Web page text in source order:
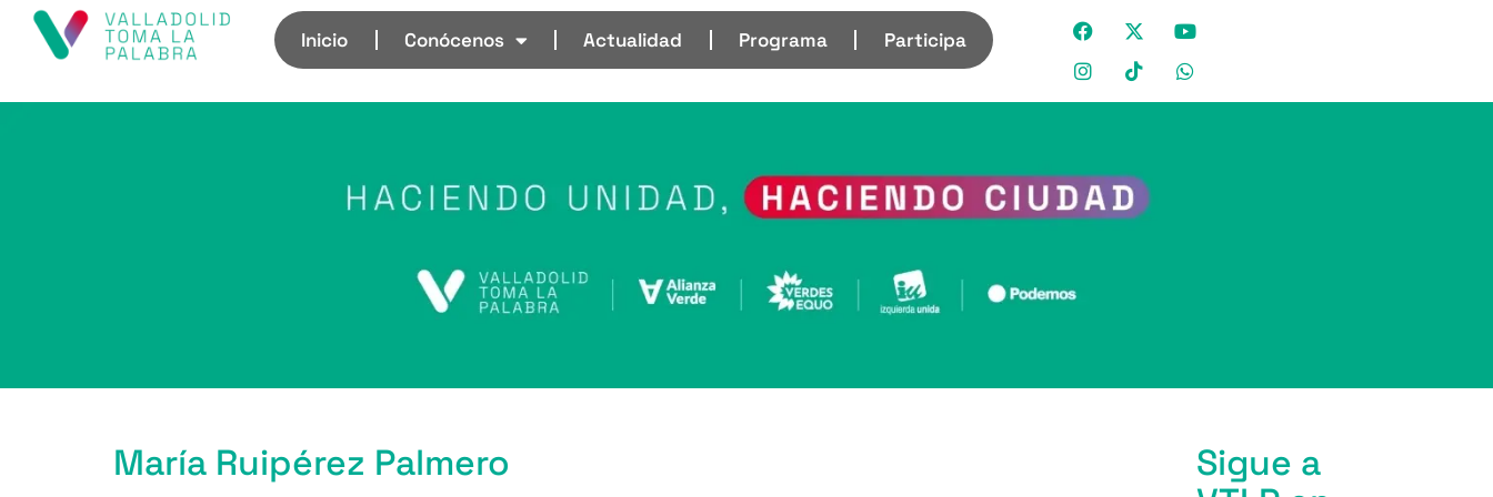
Inicio Conócenos Actualidad Programa Participa
María Ruipérez Palmero
Sigue a